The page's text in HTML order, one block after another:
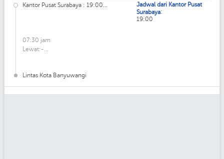
Kantor Pusat Surabaya : 19:00...
07:30 jam
Lewat:-...
Lintas Kota Banyuwangi
Jadwal dari Kantor Pusat
Surabaya:
19:00